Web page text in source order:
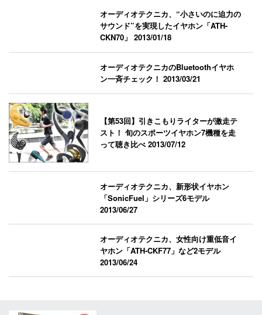
オーディオテクニカ、“小さいのに迫力の
サウンド”を実現したイヤホン「ATH-
CKN70」2013/01/18
オーディオテクニカのBluetoothイヤホ
ン一斉チェック！2013/03/21
【第53回】引きこもりライターが激走テ
スト！ 旬のスポーツイヤホン7機種を走
って聴き比べ2013/07/12
オーディオテクニカ、新形状イヤホン
「SonicFuel」シリーズ6モデル
2013/06/27
オーディオテクニカ、女性向け重低音イ
ヤホン「ATH-CKF77」など2モデル
2013/06/24